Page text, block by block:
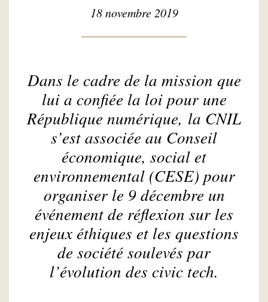
18 novembre 2019
Dans le cadre de la mission que
lui a confiée la loi pour une
République numérique, la CNIL
s’est associée au Conseil
économique, social et
environnemental (CESE) pour
organiser le 9 décembre un
événement de réflexion sur les
enjeux éthiques et les questions
de société soulevés par
l’évolution des civic tech.